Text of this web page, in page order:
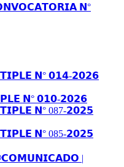
𝗡°
𝗡° 𝟬𝟭𝟰-𝟮𝟬𝟮𝟲
𝗡° 𝟬𝟭𝟬-𝟮𝟬𝟮𝟲
𝗡° 087-𝟮𝟬𝟮𝟱
𝗡° 085-𝟮𝟬𝟮𝟱
|